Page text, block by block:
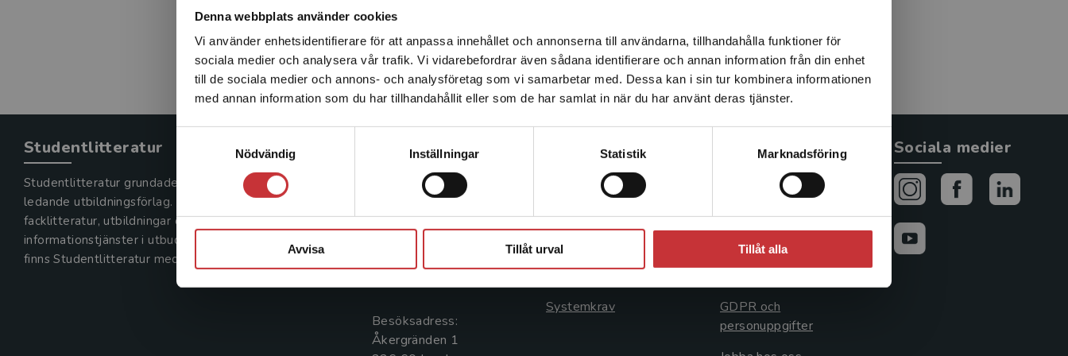
Denna webbplats använder cookies
Vi använder enhetsidentifierare för att anpassa innehållet och annonserna till användarna, tillhandahålla funktioner för
sociala medier och analysera vår trafik. Vi vidarebefordrar även sådana identifierare och annan information från din enhet
till de sociala medier och annons- och analysföretag som vi samarbetar med. Dessa kan i sin tur kombinera informationen
med annan information som du har tillhandahållit eller som de har samlat in när du har använt deras tjänster.
Nödvändig
Inställningar Statistik Marknadsföring
Avvisa Tillåt urval Tillåt alla
Det verkar som att du besöker studentlitteratur.se via en
enhet utanför Sverige. Vi erbjuder inte leveranser utanför
Sverige. För att kunna slutföra ett köp måste
leveransadressen vara i Sverige.Läs mer
Studentlitteratur
Studentlitteratur grundades 1963 och är idag Sveriges
ledande utbildningsförlag. Med läromedel, kurslitteratur,
facklitteratur, utbildningar och digitala
informationstjänster i utbudet,
finns Studentlitteratur med längs hela kunskapsresan.
Kontakta oss
Kontakta oss
046-31 20 00
Box 141
221 00 Lund
Besöksadress:
Åkergränden 1
Kundservice
Kontakta kundservice
046-31 21 00
Frågor och svar
Systemkrav
Allmänna länkar
Avtal och rättigheter
Cookies
GDPR och
personuppgifter
Sociala medier